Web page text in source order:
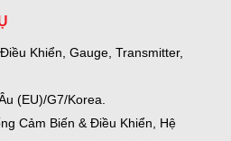
Khiển, Gauge, Transmitter,
(EU)/G7/Korea.
Cảm Biến & Điều Khiển, Hệ